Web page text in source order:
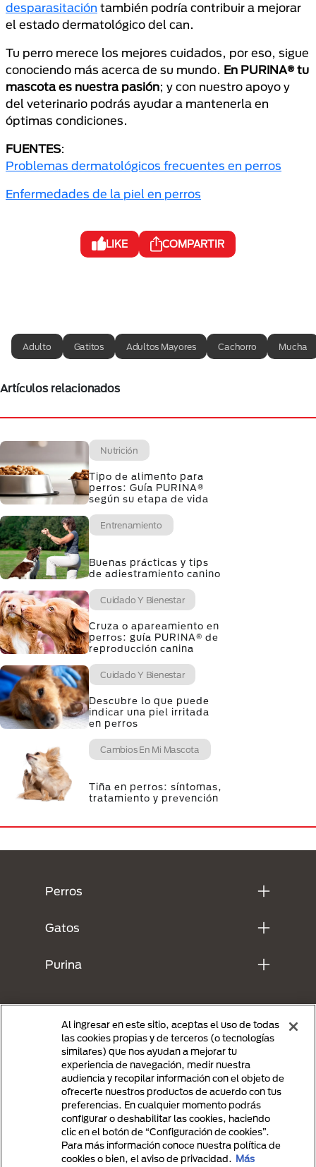
desparasitación también podría contribuir a mejorar
el estado dermatológico del can.
Tu perro merece los mejores cuidados, por eso, sigue
conociendo más acerca de su mundo. En PURINA® tu
mascota es nuestra pasión; y con nuestro apoyo y
del veterinario podrás ayudar a mantenerla en
óptimas condiciones.
FUENTES:
Problemas dermatológicos frecuentes en perros
Enfermedades de la piel en perros
LIKE COMPARTIR
Adulto Gatitos Adultos Mayores Cachorro Mucha
Artículos relacionados
Nutrición
Tipo de alimento para
perros: Guía PURINA®
según su etapa de vida
Entrenamiento
Buenas prácticas y tips
de adiestramiento canino
Cuidado Y Bienestar
Cruza o apareamiento en
perros: guía PURINA® de
reproducción canina
Cuidado Y Bienestar
Descubre lo que puede
indicar una piel irritada
en perros
Cambios En Mi Mascota
Tiña en perros: síntomas,
tratamiento y prevención
Perros
Gatos
Purina
Menu Footer Secundario Purina
All Nestlé Purina trademarks owned by Société des Produits Nestlé S.A.,
Al ingresar en este sitio, aceptas el uso de todas
las cookies propias y de terceros (o tecnologías
similares) que nos ayudan a mejorar tu
experiencia de navegación, medir nuestra
audiencia y recopilar información con el objeto de
ofrecerte nuestros productos de acuerdo con tus
preferencias. En cualquier momento podrás
configurar o deshabilitar las cookies, haciendo
clic en el botón de “Configuración de cookies”.
Para más información conoce nuestra política de
cookies o bien, el aviso de privacidad. Más